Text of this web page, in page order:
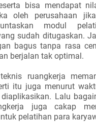
bisa mendapat
oleh perusahaan
modul
sudah ditugaskan.
bagus tanpa rasa
berjalan tak optimal.
ruangkerja
itu juga menurut
Lalu
juga cakap
pelatihan para